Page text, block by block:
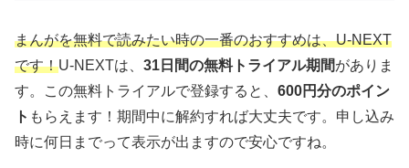
まんがを無料で読みたい時の一番のおすすめは、U-NEXT
です！U-NEXTは、 31日間の無料トライアル期間がありま
す。この無料トライアルで登録すると、 600円分のポイン
ト もらえます！期間中に解約すれば大丈夫です。申し込み
時に何日までって表示が出ますので安心ですね。